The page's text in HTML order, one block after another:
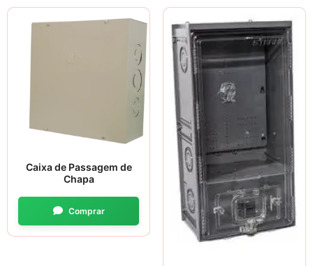
Caixa de Passagem de
Chapa